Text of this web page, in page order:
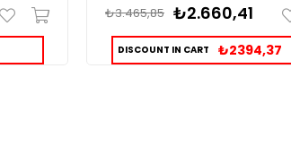
₺2.660,41
₺3.465,85
DISCOUNT IN CART ₺2394,37